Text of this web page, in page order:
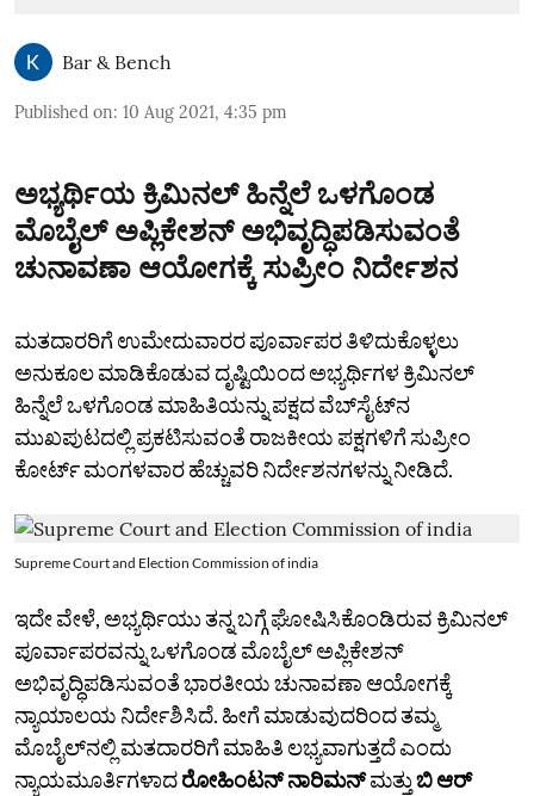
Bar & Bench
Published on: 10 Aug 2021, 4:35 pm
ಅಭ್ಯರ್ಥಿಯ ಕ್ರಿಮಿನಲ್‌ ಹಿನ್ನೆಲೆ ಒಳಗೊಂಡ
ಮೊಬೈಲ್‌ ಅಪ್ಲಿಕೇಶನ್‌ ಅಭಿವೃದ್ಧಿಪಡಿಸುವಂತೆ
ಚುನಾವಣಾ ಆಯೋಗಕ್ಕೆ ಸುಪ್ರೀಂ ನಿರ್ದೇಶನ
ಮತದಾರರಿಗೆ ಉಮೇದುವಾರರ ಪೂರ್ವಾಪರ ತಿಳಿದುಕೊಳ್ಳಲು
ಅನುಕೂಲ ಮಾಡಿಕೊಡುವ ದೃಷ್ಟಿಯಿಂದ ಅಭ್ಯರ್ಥಿಗಳ ಕ್ರಿಮಿನಲ್‌
ಹಿನ್ನೆಲೆ ಒಳಗೊಂಡ ಮಾಹಿತಿಯನ್ನು ಪಕ್ಷದ ವೆಬ್‌ಸೈಟ್‌ನ
ಮುಖಪುಟದಲ್ಲಿ ಪ್ರಕಟಿಸುವಂತೆ ರಾಜಕೀಯ ಪಕ್ಷಗಳಿಗೆ ಸುಪ್ರೀಂ
ಕೋರ್ಟ್‌ ಮಂಗಳವಾರ ಹೆಚ್ಚುವರಿ ನಿರ್ದೇಶನಗಳನ್ನು ನೀಡಿದೆ.
Supreme Court and Election Commission of india
ಇದೇ ವೇಳೆ, ಅಭ್ಯರ್ಥಿಯು ತನ್ನ ಬಗ್ಗೆ ಘೋಷಿಸಿಕೊಂಡಿರುವ ಕ್ರಿಮಿನಲ್‌
ಪೂರ್ವಾಪರವನ್ನು ಒಳಗೊಂಡ ಮೊಬೈಲ್‌ ಅಪ್ಲಿಕೇಶನ್‌
ಅಭಿವೃದ್ಧಿಪಡಿಸುವಂತೆ ಭಾರತೀಯ ಚುನಾವಣಾ ಆಯೋಗಕ್ಕೆ
ನ್ಯಾಯಾಲಯ ನಿರ್ದೇಶಿಸಿದೆ. ಹೀಗೆ ಮಾಡುವುದರಿಂದ ತಮ್ಮ
ಮೊಬೈಲ್‌ನಲ್ಲಿ ಮತದಾರರಿಗೆ ಮಾಹಿತಿ ಲಭ್ಯವಾಗುತ್ತದೆ ಎಂದು
ನ್ಯಾಯಮೂರ್ತಿಗಳಾದರೋಹಿಂಟನ್‌ ನಾರಿಮನ್‌ಮತ್ತುಬಿ ಆರ್‌